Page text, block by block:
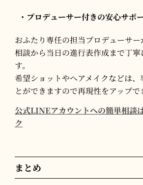
・プロデューサー付きの安心サポ
おふたり専任の担当プロデューサ
相談から当日の進行表作成まで丁寧
す。
希望ショットやヘアメイクなどは、
とができますので再現性をアップで
公式LINEアカウントへの簡単相談
ク
まとめ